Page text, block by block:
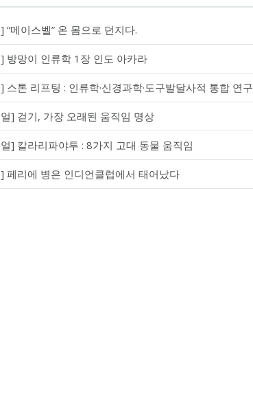
“메이스벨” 온 몸으로 던지다.
방망이 인류학 1장 인도 아카라
스톤 리프팅 : 인류학·신경과학·도구발달사적 통합 연구
] 걷기, 가장 오래된 움직임 명상
] 칼라리파야투 : 8가지 고대 동물 움직임
페리에 병은 인디언클럽에서 태어났다